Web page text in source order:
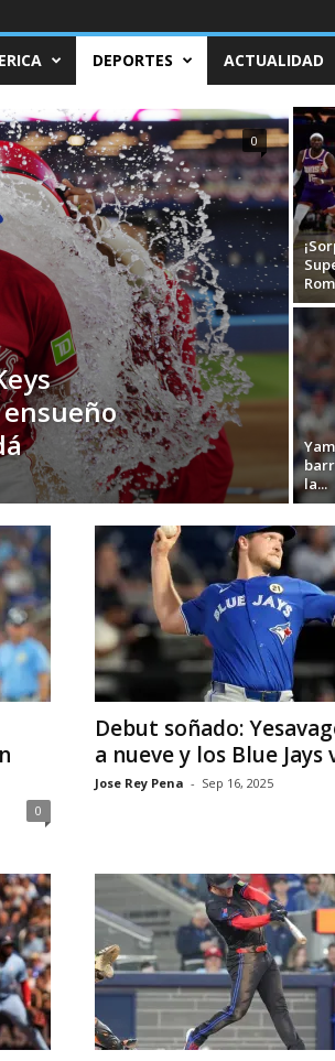
DEPORTES ACTUALIDAD
0
la...
0
Debut soñado:
a nueve y los Blue Jays
Jose Rey Pena - Sep 16, 2025